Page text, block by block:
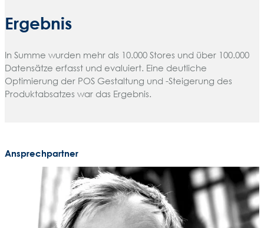
Ergebnis
In Summe wurden mehr als 10.000 Stores und über 100.000
Datensätze erfasst und evaluiert. Eine deutliche
Optimierung der POS Gestaltung und -Steigerung des
Produktabsatzes war das Ergebnis.
Ansprechpartner